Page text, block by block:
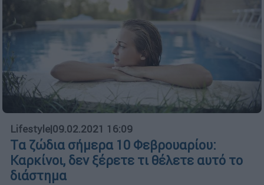
Lifestyle|09.02.2021 16:09
Tα ζώδια σήμερα 10 Φεβρουαρίου:
Καρκίνοι, δεν ξέρετε τι θέλετε αυτό το
διάστημα